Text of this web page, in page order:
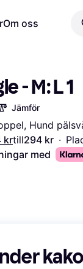
Om oss
- M: L 1
Jämför
Hund
krtill294 kr ·
med